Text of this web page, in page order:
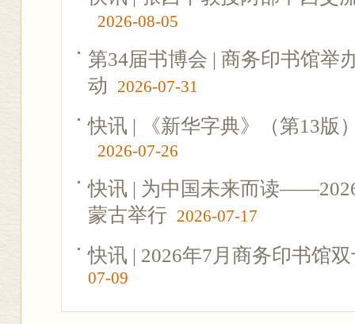
2026-08-05
第34届书博会 | 商务印书馆举
动
2026-07-31
快讯 | 《新华字典》（第13版
2026-07-26
快讯 | 为中国未来而读
蒙古举行 2026-07-17
快讯 | 2026年7月商务印书馆
07-09